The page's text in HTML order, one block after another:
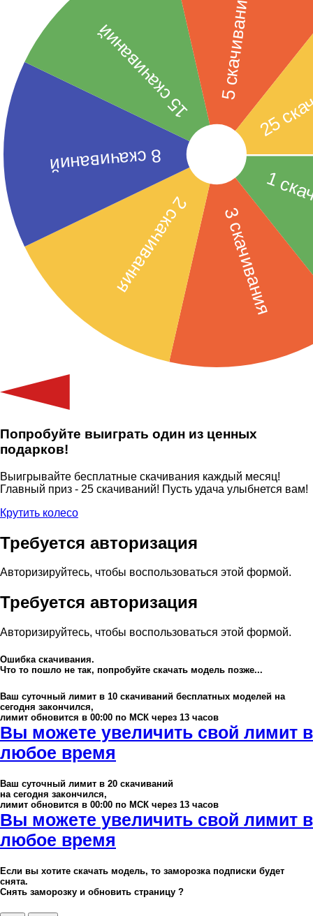
Попробуйте выиграть один из ценных
подарков!
Выигрывайте бесплатные скачивания каждый месяц!
Главный приз - 25 скачиваний! Пусть удача улыбнется вам!
Крутить колесо
Требуется авторизация
Авторизируйтесь, чтобы воспользоваться этой формой.
Требуется авторизация
Авторизируйтесь, чтобы воспользоваться этой формой.
Ошибка скачивания.
Что то пошло не так, попробуйте скачать модель позже...
Ваш суточный лимит в 10 скачиваний бесплатных моделей на
сегодня закончился,
лимит обновится в 00:00 по МСК через 13 часов
Вы можете увеличить свой лимит в
любое время
Ваш суточный лимит в 20 скачиваний
на сегодня закончился,
лимит обновится в 00:00 по МСК через 13 часов
Вы можете увеличить свой лимит в
любое время
Если вы хотите скачать модель, то заморозка подписки будет
снята.
Снять заморозку и обновить страницу ?